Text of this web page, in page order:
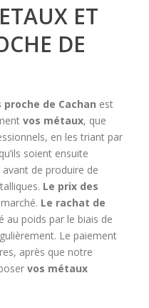
ET
DE
proche de Cachan est
vos métaux, que
en les triant par
soient ensuite
de produire de
Le prix des
Le rachat de
au poids par le biais de
Le paiement
après que notre
vos métaux